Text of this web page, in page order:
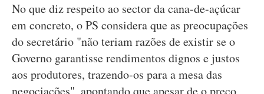
No que diz respeito ao sector da cana-de-açúcar
em concreto, o PS considera que as preocupações
do secretário "não teriam razões de existir se o
Governo garantisse rendimentos dignos e justos
aos produtores, trazendo-os para a mesa das
negociações", apontando que apesar de o preço